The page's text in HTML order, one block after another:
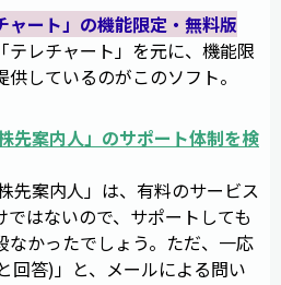
ート」の機能限定・無料版
テレチャート」を元に、機能限
しているのがこのソフト。
先案内人」のサポート体制を検
先案内人」は、有料のサービス
はないので、サポートしても
なかったでしょう。ただ、一応
回答)」と、メールによる問い